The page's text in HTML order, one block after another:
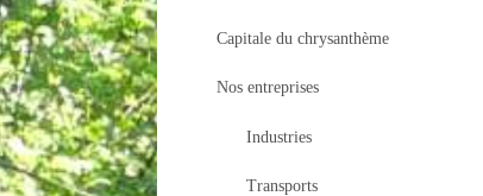
Capitale du chrysanthème
Nos entreprises
Industries
Transports